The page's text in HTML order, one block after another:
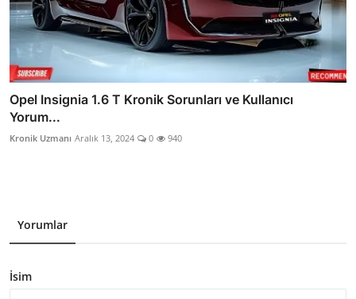
Opel Insignia 1.6 T Kronik Sorunları ve Kullanıcı
Yorum...
Kronik Uzmanı Aralık 13, 2024 0 940
Yorumlar
İsim